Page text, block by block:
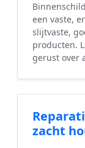
een vaste,
slijtvaste,
producten.
gerust over
zacht